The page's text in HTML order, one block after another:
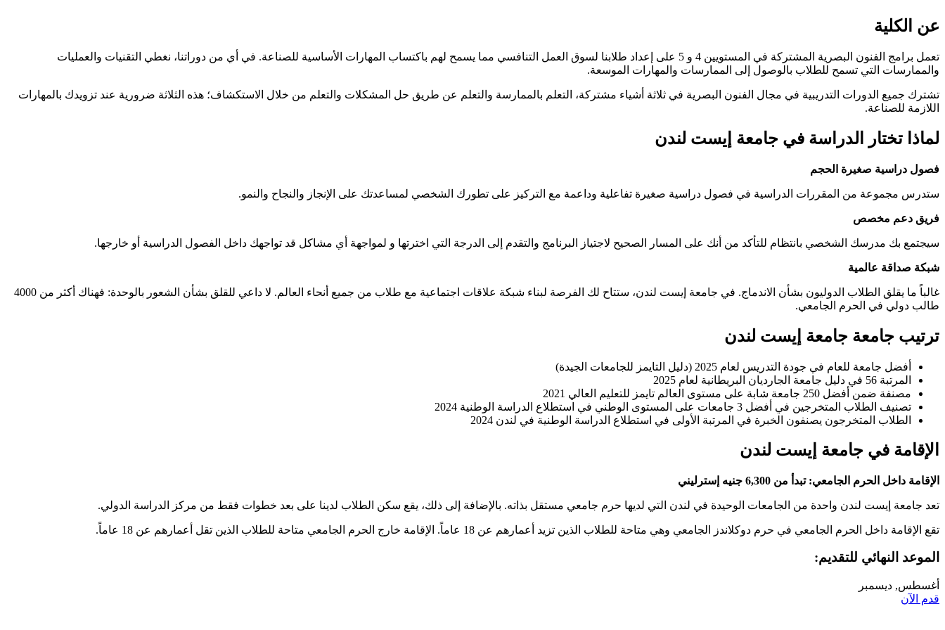
عن الكلية
تعمل برامج الفنون البصرية المشتركة في المستويين 4 و 5 على إعداد طلابنا لسوق العمل التنافسي مما يسمح لهم باكتساب المهارات الأساسية للصناعة. في أي من دوراتنا، نغطي التقنيات والعمليات
والممارسات التي تسمح للطلاب بالوصول إلى الممارسات والمهارات الموسعة.
تشترك جميع الدورات التدريبية في مجال الفنون البصرية في ثلاثة أشياء مشتركة، التعلم بالممارسة والتعلم عن طريق حل المشكلات والتعلم من خلال الاستكشاف؛ هذه الثلاثة ضرورية عند تزويدك بالمهارات
اللازمة للصناعة.
لماذا تختار الدراسة في جامعة إيست لندن
فصول دراسية صغيرة الحجم
ستدرس مجموعة من المقررات الدراسية في فصول دراسية صغيرة تفاعلية وداعمة مع التركيز على تطورك الشخصي لمساعدتك على الإنجاز والنجاح والنمو.
فريق دعم مخصص
سيجتمع بك مدرسك الشخصي بانتظام للتأكد من أنك على المسار الصحيح لاجتياز البرنامج والتقدم إلى الدرجة التي اخترتها و لمواجهة أي مشاكل قد تواجهك داخل الفصول الدراسية أو خارجها.
شبكة صداقة عالمية
غالباً ما يقلق الطلاب الدوليون بشأن الاندماج. في جامعة إيست لندن، ستتاح لك الفرصة لبناء شبكة علاقات اجتماعية مع طلاب من جميع أنحاء العالم. لا داعي للقلق بشأن الشعور بالوحدة: فهناك أكثر من 4000
طالب دولي في الحرم الجامعي.
ترتيب جامعة جامعة إيست لندن
أفضل جامعة للعام في جودة التدريس لعام 2025 (دليل التايمز للجامعات الجيدة)
المرتبة 56 في دليل جامعة الجارديان البريطانية لعام 2025
مصنفة ضمن أفضل 250 جامعة شابة على مستوى العالم تايمز للتعليم العالي 2021
تصنيف الطلاب المتخرجين في أفضل 3 جامعات على المستوى الوطني في استطلاع الدراسة الوطنية 2024
الطلاب المتخرجون يصنفون الخبرة في المرتبة الأولى في استطلاع الدراسة الوطنية في لندن 2024
الإقامة في جامعة إيست لندن
الإقامة داخل الحرم الجامعي: تبدأ من 6,300 جنيه إسترليني
تعد جامعة إيست لندن واحدة من الجامعات الوحيدة في لندن التي لديها حرم جامعي مستقل بذاته. بالإضافة إلى ذلك، يقع سكن الطلاب لدينا على بعد خطوات فقط من مركز الدراسة الدولي.
تقع الإقامة داخل الحرم الجامعي في حرم دوكلاندز الجامعي وهي متاحة للطلاب الذين تزيد أعمارهم عن 18 عاماً. الإقامة خارج الحرم الجامعي متاحة للطلاب الذين تقل أعمارهم عن 18 عاماً.
الموعد النهائي للتقديم:
أغسطس, ديسمبر
قدم الآن